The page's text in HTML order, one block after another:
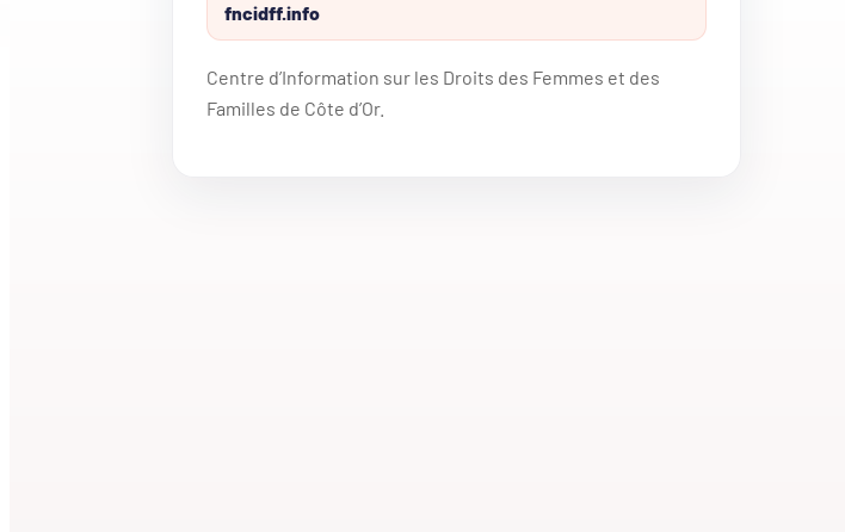
fncidff.info
Centre d’Information sur les Droits des Femmes et des
Familles de Côte d’Or.